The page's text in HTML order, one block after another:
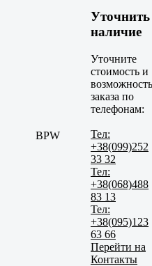
BPW
Уточнить
наличие
Уточните
стоимость и
возможность
заказа по
телефонам:
Тел:
+38(099)252
33 32
Тел:
+38(068)488
83 13
Тел:
+38(095)123
63 66
Перейти на
Контакты